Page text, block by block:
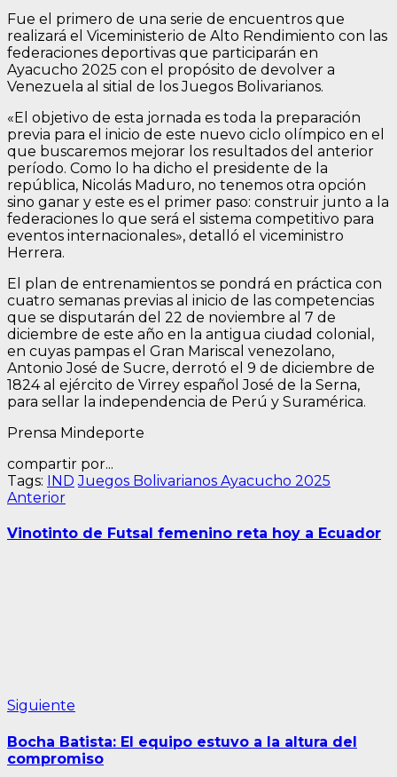
Fue el primero de una serie de encuentros que
realizará el Viceministerio de Alto Rendimiento con las
federaciones deportivas que participarán en
Ayacucho 2025 con el propósito de devolver a
Venezuela al sitial de los Juegos Bolivarianos.
«El objetivo de esta jornada es toda la preparación
previa para el inicio de este nuevo ciclo olímpico en el
que buscaremos mejorar los resultados del anterior
período. Como lo ha dicho el presidente de la
república, Nicolás Maduro, no tenemos otra opción
sino ganar y este es el primer paso: construir junto a la
federaciones lo que será el sistema competitivo para
eventos internacionales», detalló el viceministro
Herrera.
El plan de entrenamientos se pondrá en práctica con
cuatro semanas previas al inicio de las competencias
que se disputarán del 22 de noviembre al 7 de
diciembre de este año en la antigua ciudad colonial,
en cuyas pampas el Gran Mariscal venezolano,
Antonio José de Sucre, derrotó el 9 de diciembre de
1824 al ejército de Virrey español José de la Serna,
para sellar la independencia de Perú y Suramérica.
Prensa Mindeporte
compartir por...
Tags: IND Juegos Bolivarianos Ayacucho 2025
Navegación
de
AnteriorEntrada
Vinotinto de Futsal femenino reta hoy a Ecuador
Siguiente
Bocha Batista: El equipo estuvo a la altura del
compromiso